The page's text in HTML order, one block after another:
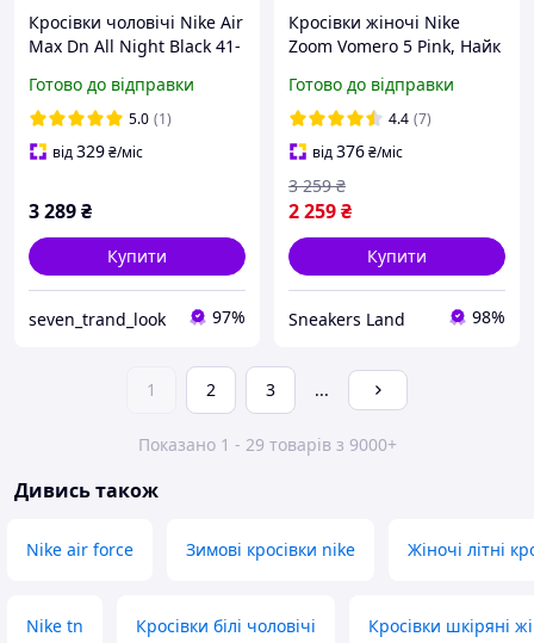
Кросівки чоловічі Nike Air
Max Dn All Night Black 41-
Готово до відправки
5.0 (1)
від329₴/міс
3 289₴
Купити
seven_trand_look 97%
Кросівки жіночі Nike
Zoom Vomero 5 Pink, Найк
Демісезонні nike vomero
Готово до відправки
4.4 (7)
від376₴/міс
2 259₴
3 259 ₴
Купити
Sneakers Land 98%
1 2 3 ...
Показано 1 - 29 товарів з 9000+
Дивись також
Nike air force Зимові кросівки nike Жіночі літні
Nike tn Кросівки білі чоловічі Кросівки шкіряні